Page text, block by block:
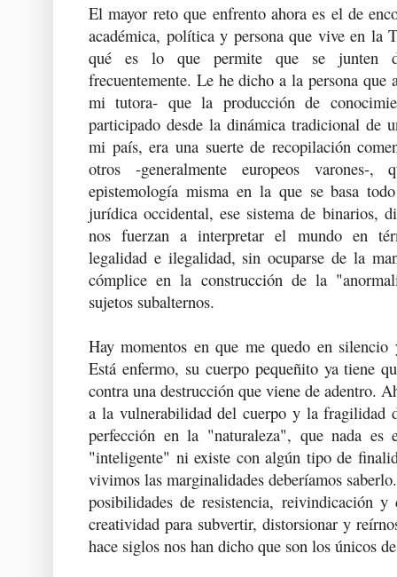
El mayor reto que enfrento ahora es el de
académica, política y persona que vive en la
qué es lo que permite que se junten
frecuentemente. Le he dicho a la persona que
mi tutora- que la producción de
participado desde la dinámica tradicional de
mi país, era una suerte de recopilación
otros -generalmente europeos varones-
epistemología misma en la que se basa
jurídica occidental, ese sistema de binarios,
nos fuerzan a interpretar el mundo en
legalidad e ilegalidad, sin ocuparse de la
cómplice en la construcción de la
sujetos subalternos.
Hay momentos en que me quedo en
Está enfermo, su cuerpo pequeñito ya tiene
contra una destrucción que viene de adentro.
a la vulnerabilidad del cuerpo y la fragilidad
perfección en la "naturaleza", que nada es
"inteligente" ni existe con algún tipo de
vivimos las marginalidades deberíamos
posibilidades de resistencia, reivindicación y
creatividad para subvertir, distorsionar y
hace siglos nos han dicho que son los únicos